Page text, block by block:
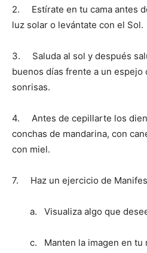
2. Estírate en tu cama antes
luz solar o levántate con el Sol.
3. Saluda al sol y después
buenos días frente a un espejo
sonrisas.
4. Antes de cepillarte los
conchas de mandarina, con
con miel.
7. Haz un ejercicio de
a. Visualiza algo que
c. Manten la imagen en tu